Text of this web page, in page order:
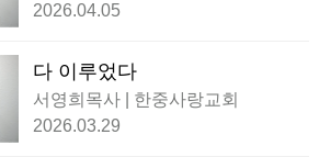
2026.04.05
다 이루었다
서영희목사 | 한중사랑교회
2026.03.29